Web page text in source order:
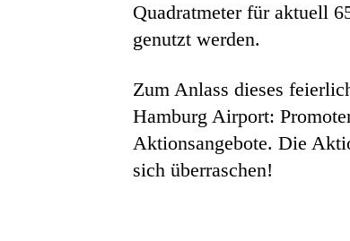
Quadratmeter für aktuell
genutzt werden.
Zum Anlass dieses
Hamburg Airport:
Aktionsangebote. Die
sich überraschen!